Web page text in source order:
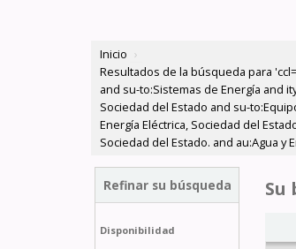
Inicio ›
Resultados de la búsqueda para
and su-to:Sistemas de Energía and
Sociedad del Estado and su-
Energía Eléctrica, Sociedad del
Sociedad del Estado. and au:Agua y
Refinar su búsqueda
Disponibilidad
Su